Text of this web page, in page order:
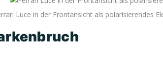
Luce in der Frontansicht als polarisierendes